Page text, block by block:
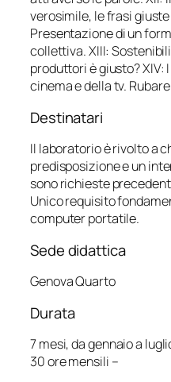
verosimile, le frasi
Presentazione di un
collettiva. XIII:
produttori è giusto? XIV:
cinema e della tv.
Destinatari
Il laboratorio è rivolto a
predisposizione e un
sono richieste
Unico requisito
computer portatile.
Sede didattica
Genova Quarto
Durata
7 mesi, da gennaio a
30 ore mensili –